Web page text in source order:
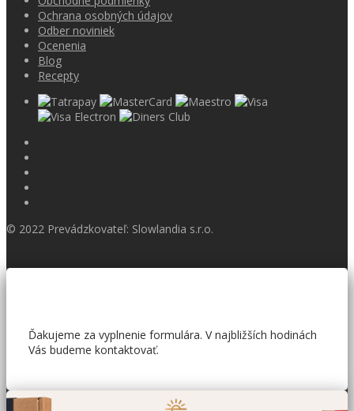
Ochrana osobných údajov
Odber noviniek
Ocenenia
Blog
Recepty
© 2022 Prevádzkovateľ: Slowlandia s.r.o.
Ďakujeme za vyplnenie formulára. V najbližších hodinách
Vás budeme kontaktovať.